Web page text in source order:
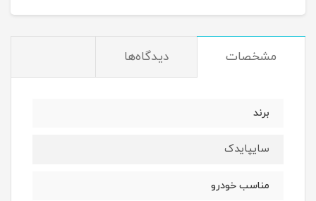
مشخصات دیدگاه‌ها
برند
سایپایدک
مناسب خودرو